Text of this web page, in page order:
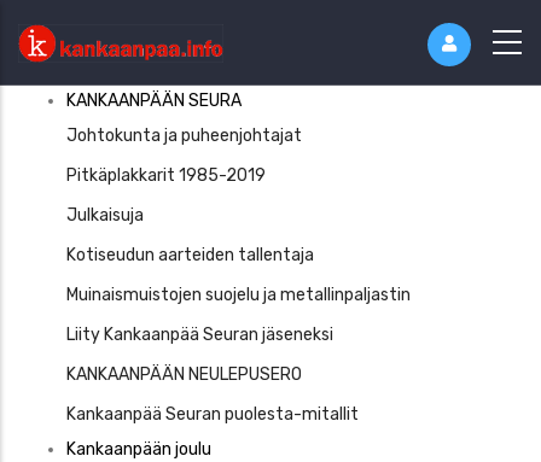
Kankaaanpää
Seura
KANKAANPÄÄN SEURA
Johtokunta ja puheenjohtajat
Pitkäplakkarit 1985-2019
Julkaisuja
Kotiseudun aarteiden tallentaja
Muinaismuistojen suojelu ja metallinpaljastin
Liity Kankaanpää Seuran jäseneksi
KANKAANPÄÄN NEULEPUSERO
Kankaanpää Seuran puolesta-mitallit
Kankaanpään joulu